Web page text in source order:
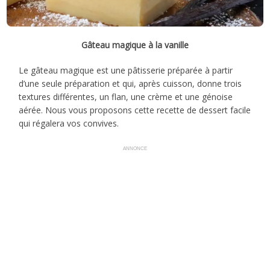
Gâteau magique à la vanille
Le gâteau magique est une pâtisserie préparée à partir
d’une seule préparation et qui, après cuisson, donne trois
textures différentes, un flan, une crème et une génoise
aérée. Nous vous proposons cette recette de dessert facile
qui régalera vos convives.
ANNONCE